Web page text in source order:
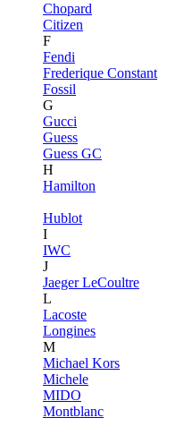
Chopard
Citizen
F
Fendi
Frederique Constant
Fossil
G
Gucci
Guess
Guess GC
H
Hamilton
Hublot
I
IWC
J
Jaeger LeCoultre
L
Lacoste
Longines
M
Michael Kors
Michele
MIDO
Montblanc